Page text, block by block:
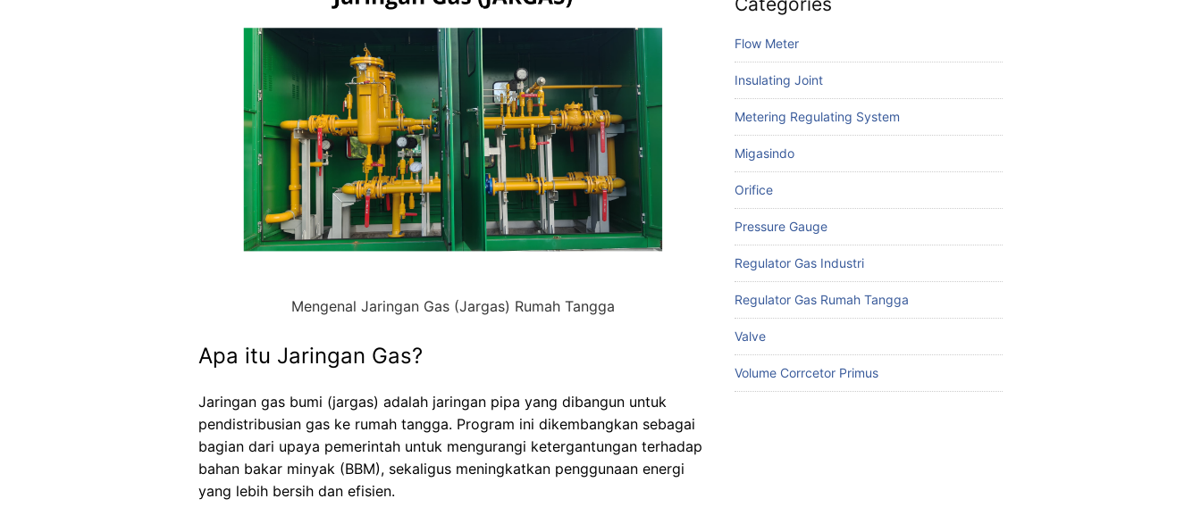
Mengenal Jaringan Gas (Jargas) Rumah Tangga
Apa itu Jaringan Gas?
Jaringan gas bumi (jargas) adalah jaringan pipa yang dibangun untuk
pendistribusian gas ke rumah tangga. Program ini dikembangkan sebagai
bagian dari upaya pemerintah untuk mengurangi ketergantungan terhadap
bahan bakar minyak (BBM), sekaligus meningkatkan penggunaan energi
yang lebih bersih dan efisien.
Flow Meter
Insulating Joint
Metering Regulating System
Migasindo
Orifice
Pressure Gauge
Regulator Gas Industri
Regulator Gas Rumah Tangga
Valve
Volume Corrcetor Primus